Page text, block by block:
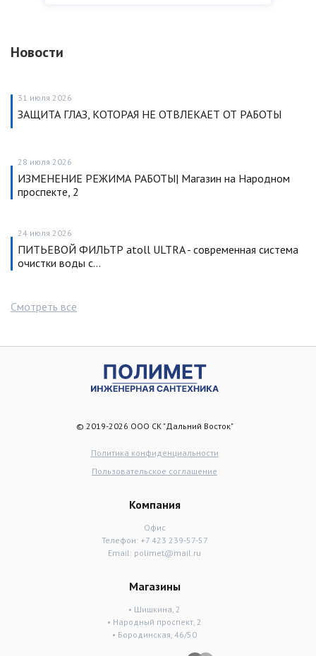
Новости
31 июля 2026
ЗАЩИТА ГЛАЗ, КОТОРАЯ НЕ ОТВЛЕКАЕТ ОТ РАБОТЫ
28 июля 2026
ИЗМЕНЕНИЕ РЕЖИМА РАБОТЫ| Магазин на Народном
проспекте, 2
24 июля 2026
ПИТЬЕВОЙ ФИЛЬТР atoll ULTRA - современная система
очистки воды с…
Смотреть все
© 2019-2026 ООО СК "Дальний Восток"
Политика конфиденциальности
Пользовательское соглашение
Компания
Офис
Телефон: +7 423 239-57-57
Email: polimet@mail.ru
Магазины
• Шишкина, 2
• Народный проспект, 2
• Бородинская, 46/50